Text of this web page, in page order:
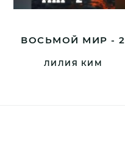
ВОСЬМОЙ МИР - 2
ЛИЛИЯ КИМ